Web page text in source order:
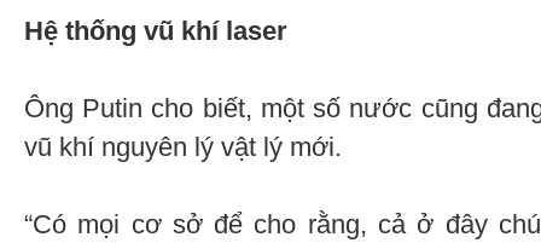
Hệ thống vũ khí laser
Ông Putin cho biết, một số nước cũng
vũ khí nguyên lý vật lý mới.
“Có mọi cơ sở để cho rằng, cả ở đây